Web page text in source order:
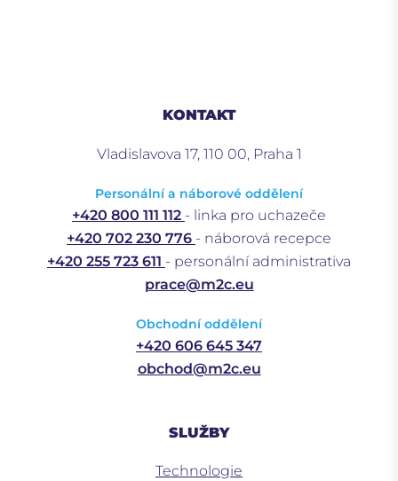
KONTAKT
Vladislavova 17, 110 00, Praha 1
Personální a náborové oddělení
+420 800 111 112 - linka pro uchazeče
+420 702 230 776 - náborová recepce
+420 255 723 611 - personální administrativa
prace@m2c.eu
Obchodní oddělení
+420 606 645 347
obchod@m2c.eu
SLUŽBY
Technologie